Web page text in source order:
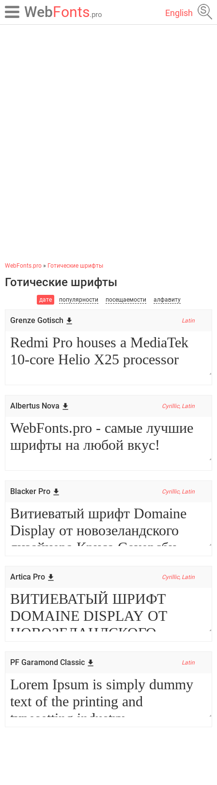
WebFonts.pro English
WebFonts.pro » Готические шрифты
Готические шрифты
дате популярности посещаемости алфавиту
Grenze Gotisch Latin
Albertus Nova Cyrillic, Latin
Blacker Pro Cyrillic, Latin
Artica Pro Cyrillic, Latin
PF Garamond Classic Latin